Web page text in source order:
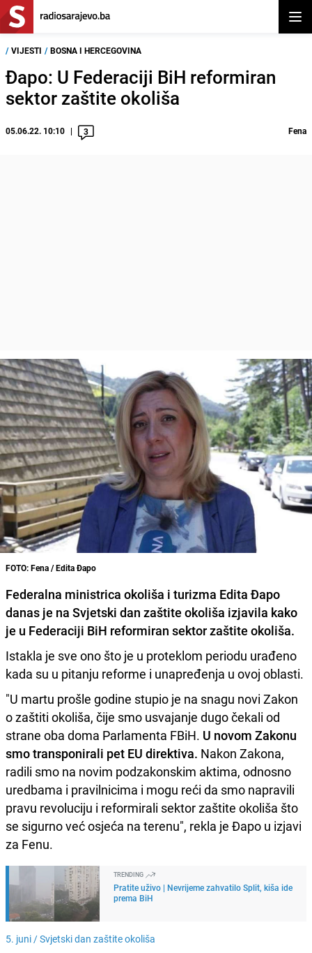
/ VIJESTI / BOSNA I HERCEGOVINA
Đapo: U Federaciji BiH reformiran
sektor zaštite okoliša
05.06.22. 10:10 3 Fena
FOTO: Fena / Edita Đapo
Federalna ministrica okoliša i turizma Edita Đapo
danas je na Svjetski dan zaštite okoliša izjavila kako
je u Federaciji BiH reformiran sektor zaštite okoliša.
Istakla je sve ono što je u proteklom periodu urađeno
kada su u pitanju reforme i unapređenja u ovoj oblasti.
"U martu prošle godine stupio je na snagu novi Zakon
o zaštiti okoliša, čije smo usvajanje dugo čekali od
strane oba doma Parlamenta FBiH. U novom Zakonu
smo transponirali pet EU direktiva. Nakon Zakona,
radili smo na novim podzakonskim aktima, odnosno
uredbama i pravilnicima i mogu reći da smo napravili
pravu revoluciju i reformirali sektor zaštite okoliša što
se sigurno već osjeća na terenu", rekla je Đapo u izjavi
za Fenu.
TRENDING
Pratite uživo | Nevrijeme zahvatilo Split, kiša ide
prema BiH
5. juni /Svjetski dan zaštite okoliša